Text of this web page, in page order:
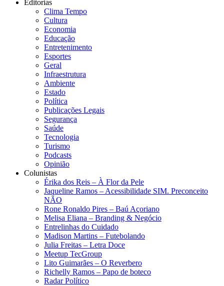
Editorias
Clima Tempo
Cultura
Economia
Educação
Entretenimento
Esportes
Geral
Infraestrutura
Ambiente
Estado
Política
Publicações Legais
Segurança
Saúde
Tecnologia
Turismo
Podcasts
Opinião
Colunistas
Érika dos Reis​ – À Flor da Pele
Jaqueline Ramos – Acessibilidade SIM. Preconceito
NÃO
Rone Ronaldo Pires – Baú Açoriano
Melisa Eliana – Branding & Negócio
Entrelinhas do Cuidado
Madison Martins – Futebolando
Julia Freitas​ – Letra Doce
Meetup TecGroup
Lito Guimarães – O Reverbero
Richelly Ramos​ – Papo de boteco
Radar Político